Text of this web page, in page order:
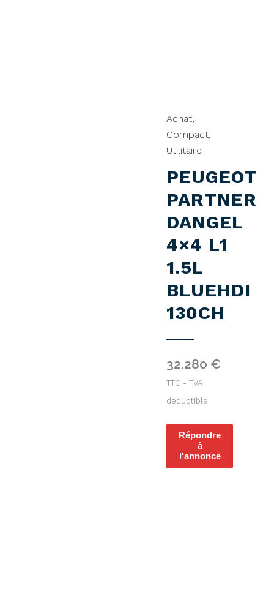
Achat,
Compact,
Utilitaire
PEUGEOT
PARTNER
DANGEL
4×4 L1
1.5L
BLUEHDI
130CH
32.280 €
TTC - TVA
déductible
Répondre
à
l'annonce